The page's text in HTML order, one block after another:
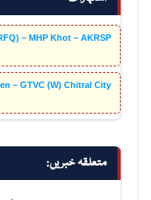
– MHP Khot – AKRSP
– GTVC (W) Chitral City
متعلقہ خبریں: